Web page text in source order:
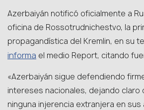
Azerbaiyán notificó oficialmente a
oficina de Rossotrudnichestvo, la
propagandística del Kremlin, en su
informa el medio Report, citando
«Azerbaiyán sigue defendiendo
intereses nacionales, dejando claro
ninguna injerencia extranjera en